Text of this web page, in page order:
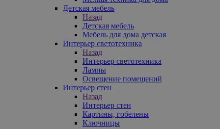
Детская мебель
Назад
Детская мебель
Мебель для дома детская
Интерьер светотехника
Назад
Интерьер светотехника
Лампы
Освещение помещений
Интерьер стен
Назад
Интерьер стен
Картины, гобелены
Ключницы